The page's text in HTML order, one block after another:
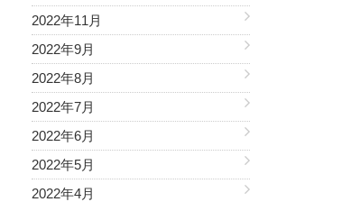
2022年11月
2022年9月
2022年8月
2022年7月
2022年6月
2022年5月
2022年4月